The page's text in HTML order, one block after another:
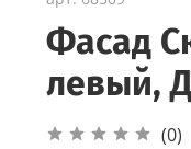
Фасад
левый,
(0)